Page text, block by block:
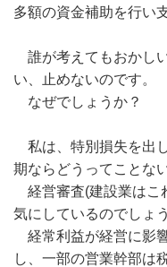
多額の資金補助を行い
誰が考えてもおかし
い、止めないのです。
なぜでしょうか？
私は、特別損失を出
期ならどうってことな
経営審査(建設業はこ
気にしているのでしょ
経常利益が経営に影
し、一部の営業幹部は